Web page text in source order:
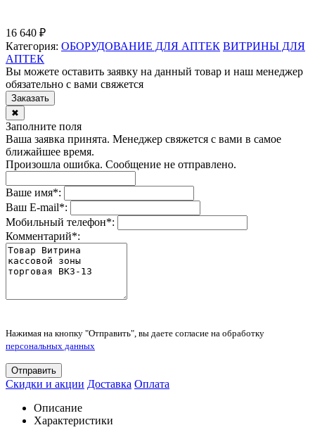
16 640 ₽
Категория: ОБОРУДОВАНИЕ ДЛЯ АПТЕК ВИТРИНЫ ДЛЯ
АПТЕК
Вы можете оставить заявку на данный товар и наш менеджер
обязательно с вами свяжется
Заказать
✖
Заполните поля
Ваша заявка принята. Менеджер свяжется с вами в самое
ближайшее время.
Произошла ошибка. Сообщение не отправлено.
Ваше имя*:
Ваш E-mail*:
Мобильный телефон*:
Комментарий*:
Нажимая на кнопку "Отправить", вы даете согласие на обработку
персональных данных
Отправить
Скидки и акции Доставка Оплата
Описание
Характеристики